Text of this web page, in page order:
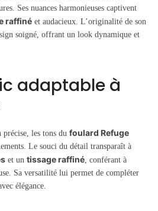
Ses nuances harmonieuses captivent
raffiné et audacieux. L’originalité de son
soigné, offrant un look dynamique et
adaptable à
les tons du foulard Refuge
Le souci du détail transparaît à
et un tissage raffiné , conférant à
Sa versatilité lui permet de compléter
élégance.